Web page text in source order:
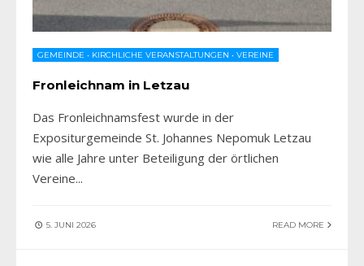
GEMEINDE • KIRCHLICHE VERANSTALTUNGEN • VEREINE
Fronleichnam in Letzau
Das Fronleichnamsfest wurde in der
Expositurgemeinde St. Johannes Nepomuk Letzau
wie alle Jahre unter Beteiligung der örtlichen
Vereine...
5. JUNI 2026 READ MORE